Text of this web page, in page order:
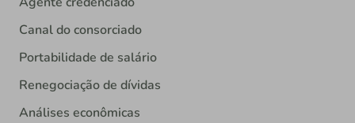
Canal do consorciado
Portabilidade de salário
Renegociação de dívidas
Análises econômicas